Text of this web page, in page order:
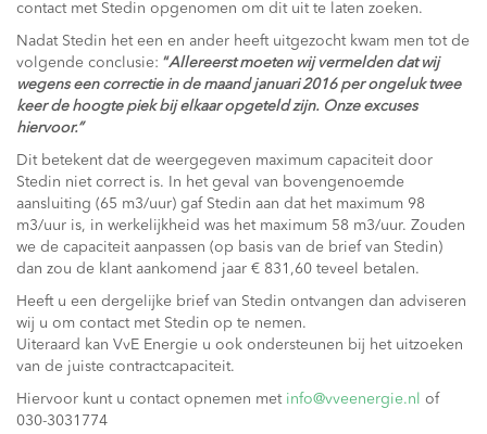
contact met Stedin opgenomen om dit uit te laten zoeken.
Nadat Stedin het een en ander heeft uitgezocht kwam men tot de
volgende conclusie: “Allereerst moeten wij vermelden dat wij
wegens een correctie in de maand januari 2016 per ongeluk twee
keer de hoogte piek bij elkaar opgeteld zijn. Onze excuses
hiervoor.”
Dit betekent dat de weergegeven maximum capaciteit door
Stedin niet correct is. In het geval van bovengenoemde
aansluiting (65 m3/uur) gaf Stedin aan dat het maximum 98
m3/uur is, in werkelijkheid was het maximum 58 m3/uur. Zouden
we de capaciteit aanpassen (op basis van de brief van Stedin)
dan zou de klant aankomend jaar € 831,60 teveel betalen.
Heeft u een dergelijke brief van Stedin ontvangen dan adviseren
wij u om contact met Stedin op te nemen.
Uiteraard kan VvE Energie u ook ondersteunen bij het uitzoeken
van de juiste contractcapaciteit.
Hiervoor kunt u contact opnemen met info@vveenergie.nl
of
030-3031774